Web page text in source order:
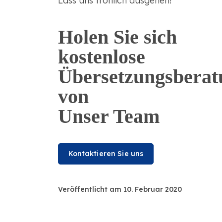
Holen Sie sich
kostenlose
von
Unser Team
Kontaktieren Sie uns
Veröffentlicht am 10. Februar 2020